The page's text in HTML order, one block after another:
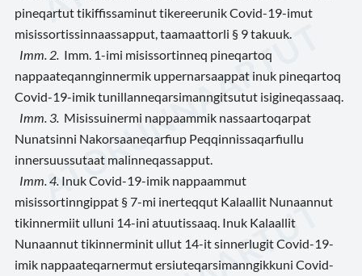
pineqartut tikiffissaminut tikereerunik Covid-19-imut
misissortissinnaassapput, taamaattorli § 9 takuuk.
Imm. 2. Imm. 1-imi misissortinneq pineqartoq
nappaateqannginnermik uppernarsaappat inuk pineqartoq
Covid-19-imik tunillanneqarsimanngitsutut isigineqassaaq.
Imm. 3. Misissuinermi nappaammik nassaartoqarpat
Nunatsinni Nakorsaaneqarfiup Peqqinnissaqarfiullu
innersuussutaat malinneqassapput.
Imm. 4. Inuk Covid-19-imik nappaammut
misissortinngippat § 7-mi inerteqqut Kalaallit Nunaannut
tikinnermiit ulluni 14-ini atuutissaaq. Inuk Kalaallit
Nunaannut tikinnerminit ullut 14-it sinnerlugit Covid-19-
imik nappaateqarnermut ersiuteqarsimanngikkuni Covid-